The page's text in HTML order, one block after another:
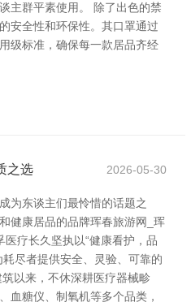
主群平素使用。 除了出色的禁
安全性和环保性。其口罩通过
级标准，确保每一款居品齐经
之选 2026-05-30
为东谈主们最怜惜的话题之
健康居品的品牌珲春旅游网_珲
疗长久坚执以“健康看护，品
尽者提供安全、灵验、可靠的
以来，不休深耕医疗器械畛
血糖仪、制氧机等多个品类，